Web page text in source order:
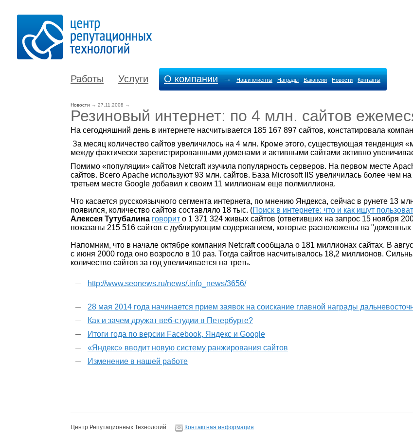
Работы Услуги О компании → Наши клиенты Награды Вакансии Новости Контакты
Новости → 27.11.2008 →
Резиновый интернет: по 4 млн. сайтов
На сегодняшний день в интернете насчитывается 185 167 897 сайтов, констатировала
За месяц количество сайтов увеличилось на 4 млн. Кроме этого, существующая тенденция
между фактически зарегистрированными доменами и активными сайтами активно
Помимо «популяции» сайтов Netcraft изучила популярность серверов. На первом месте
сайтов. Всего Apache используют 93 млн. сайтов. База Microsoft IIS увеличилась более чем
третьем месте Google добавил к своим 11 миллионам еще полмиллиона.
Что касается русскоязычного сегмента интернета, по мнению Яндекса, сейчас в рунете 13
появился, количество сайтов составляло 18 тыс. (Поиск в интернете: что и как ищут
Алексея Тутубалина говорит о 1 371 324 живых сайтов (ответивших на запрос 15 ноября
показаны 215 516 сайтов c дублирующим содержанием, которые расположены на "доменных
Напомним, что в начале октябре компания Netcraft сообщала о 181 миллионах сайтах. В
с июня 2000 года оно возросло в 10 раз. Тогда сайтов насчитывалось 18,2 миллионов.
количество сайтов за год увеличивается на треть.
http://www.seonews.ru/news/.info_news/3656/
28 мая 2014 года начинается прием заявок на соискание главной награды
Как и зачем дружат веб-студии в Петербурге?
Итоги года по версии Facebook, Яндекс и Google
«Яндекс» вводит новую систему ранжирования сайтов
Изменение в нашей работе
Центр Репутационных Технологий Контактная информация